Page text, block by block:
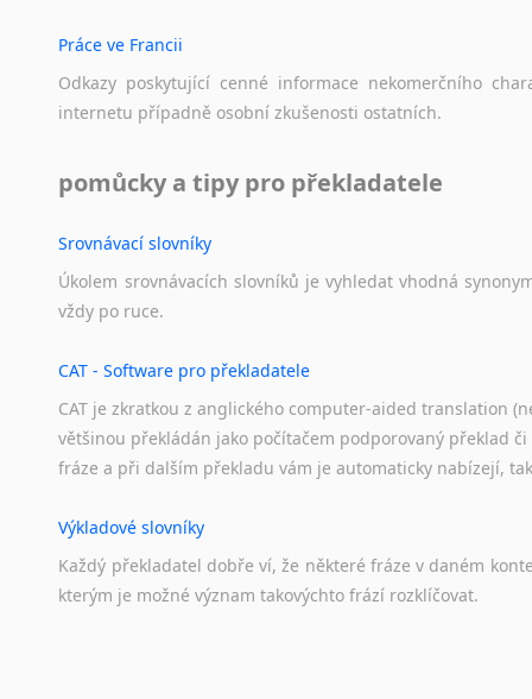
Práce ve Francii
Odkazy poskytující cenné informace nekomerčního
internetu případně osobní zkušenosti ostatních.
pomůcky a tipy pro překladatele
Srovnávací slovníky
Úkolem srovnávacích slovníků je vyhledat vhodná
vždy po ruce.
CAT - Software pro překladatele
CAT je zkratkou z anglického computer-aided translation
většinou překládán jako počítačem podporovaný překlad
fráze a při dalším překladu vám je automaticky nabízejí,
Výkladové slovníky
Každý překladatel dobře ví, že některé fráze v daném
kterým je možné význam takovýchto frází rozklíčovat.